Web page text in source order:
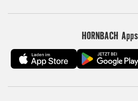
HORNBACH Apps